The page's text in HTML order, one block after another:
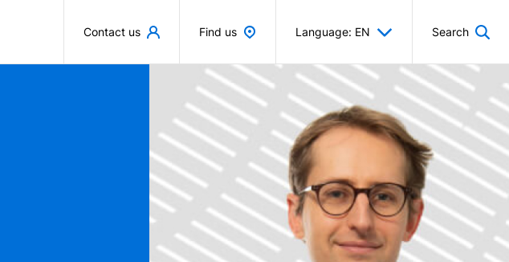
Contact us Find us Language: EN Search